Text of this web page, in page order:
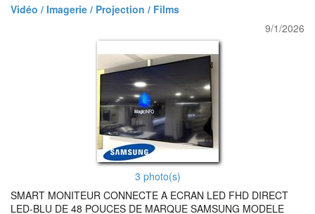
Vidéo / Imagerie / Projection / Films
9/1/2026
3 photo(s)
SMART MONITEUR CONNECTE A ECRAN LED FHD DIRECT
LED-BLU DE 48 POUCES DE MARQUE SAMSUNG MODELE